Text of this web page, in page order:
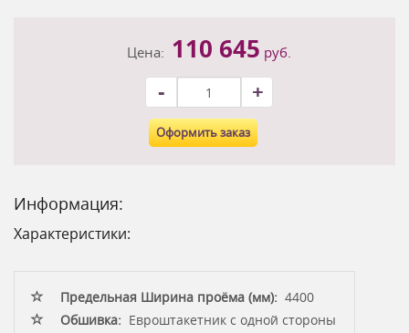
Цена: 110 645 руб.
- +
Оформить заказ
Информация:
Характеристики:
Предельная Ширина проёма (мм): 4400
Обшивка: Евроштакетник с одной стороны